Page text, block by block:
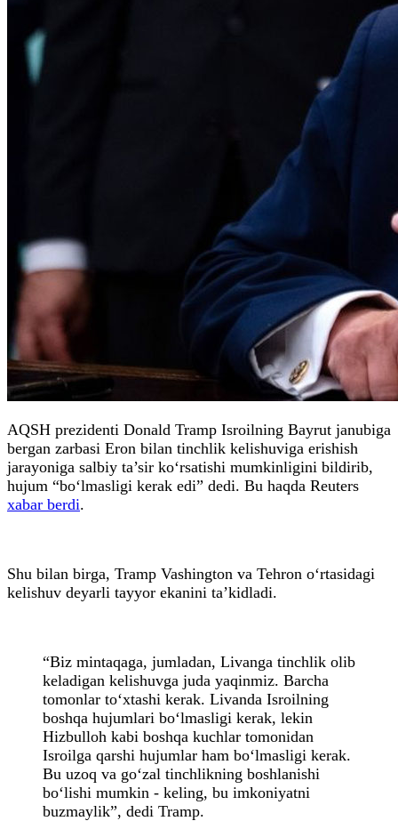
AQSH prezidenti Donald Tramp Isroilning Bayrut janubiga
bergan zarbasi Eron bilan tinchlik kelishuviga erishish
jarayoniga salbiy ta’sir ko‘rsatishi mumkinligini bildirib,
hujum “bo‘lmasligi kerak edi” dedi. Bu haqda Reuters
xabar berdi.
Shu bilan birga, Tramp Vashington va Tehron o‘rtasidagi
kelishuv deyarli tayyor ekanini ta’kidladi.
“Biz mintaqaga, jumladan, Livanga tinchlik olib
keladigan kelishuvga juda yaqinmiz. Barcha
tomonlar to‘xtashi kerak. Livanda Isroilning
boshqa hujumlari bo‘lmasligi kerak, lekin
Hizbulloh kabi boshqa kuchlar tomonidan
Isroilga qarshi hujumlar ham bo‘lmasligi kerak.
Bu uzoq va go‘zal tinchlikning boshlanishi
bo‘lishi mumkin - keling, bu imkoniyatni
buzmaylik”, dedi Tramp.